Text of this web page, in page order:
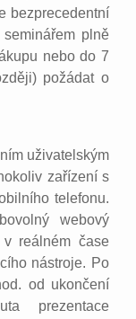
bezprecedentní
plně
nebo do 7
požádat o
uživatelským
zařízení s
telefonu.
webový
v reálném čase
nástroje. Po
od ukončení
prezentace